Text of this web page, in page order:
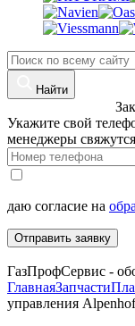
Найти
Укажите свой
менеджеры
даю согласие на
Отправить заявку
ГазПрофСервис -
ГлавнаяЗапчасти
управления